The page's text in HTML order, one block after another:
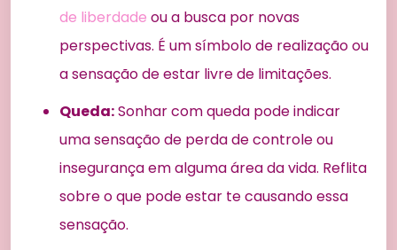
de liberdade ou a busca por novas
perspectivas. É um símbolo de realização ou
a sensação de estar livre de limitações.
Queda:Sonhar com queda pode indicar
uma sensação de perda de controle ou
insegurança em alguma área da vida. Reflita
sobre o que pode estar te causando essa
sensação.